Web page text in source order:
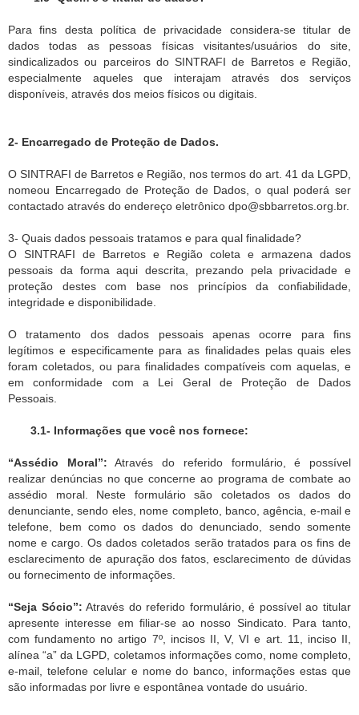
Para fins desta política de privacidade considera-se titular de
dados todas as pessoas físicas visitantes/usuários do site,
sindicalizados ou parceiros do SINTRAFI de Barretos e Região,
especialmente aqueles que interajam através dos serviços
disponíveis, através dos meios físicos ou digitais.
2- Encarregado de Proteção de Dados.
O SINTRAFI de Barretos e Região, nos termos do art. 41 da LGPD,
nomeou Encarregado de Proteção de Dados, o qual poderá ser
contactado através do endereço eletrônico dpo@sbbarretos.org.br.
3- Quais dados pessoais tratamos e para qual finalidade?
O SINTRAFI de Barretos e Região coleta e armazena dados
pessoais da forma aqui descrita, prezando pela privacidade e
proteção destes com base nos princípios da confiabilidade,
integridade e disponibilidade.
O tratamento dos dados pessoais apenas ocorre para fins
legítimos e especificamente para as finalidades pelas quais eles
foram coletados, ou para finalidades compatíveis com aquelas, e
em conformidade com a Lei Geral de Proteção de Dados
Pessoais.
3.1- Informações que você nos fornece:
“Assédio Moral”: Através do referido formulário, é possível
realizar denúncias no que concerne ao programa de combate ao
assédio moral. Neste formulário são coletados os dados do
denunciante, sendo eles, nome completo, banco, agência, e-mail e
telefone, bem como os dados do denunciado, sendo somente
nome e cargo. Os dados coletados serão tratados para os fins de
esclarecimento de apuração dos fatos, esclarecimento de dúvidas
ou fornecimento de informações.
“Seja Sócio”: Através do referido formulário, é possível ao titular
apresente interesse em filiar-se ao nosso Sindicato. Para tanto,
com fundamento no artigo 7º, incisos II, V, VI e art. 11, inciso II,
alínea “a” da LGPD, coletamos informações como, nome completo,
e-mail, telefone celular e nome do banco, informações estas que
são informadas por livre e espontânea vontade do usuário.